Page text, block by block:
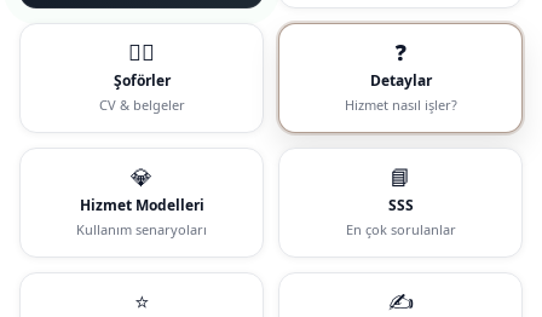
🧑‍✈️
Şoförler
CV & belgeler
❓
Detaylar
Hizmet nasıl işler?
💎
Hizmet Modelleri
Kullanım senaryoları
📘
SSS
En çok sorulanlar
⭐ ✍️